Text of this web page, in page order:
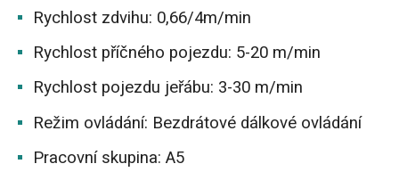
Rychlost zdvihu: 0,66/4m/min
Rychlost příčného pojezdu: 5-20 m/min
Rychlost pojezdu jeřábu: 3-30 m/min
Režim ovládání: Bezdrátové dálkové ovládání
Pracovní skupina: A5